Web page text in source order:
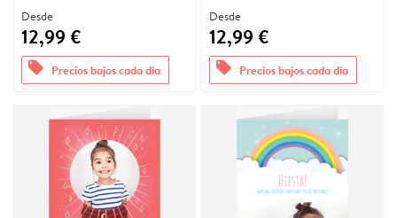
Desde
12,99 €
offers Precios bajos cada día
Desde
12,99 €
offers Precios bajos cada día